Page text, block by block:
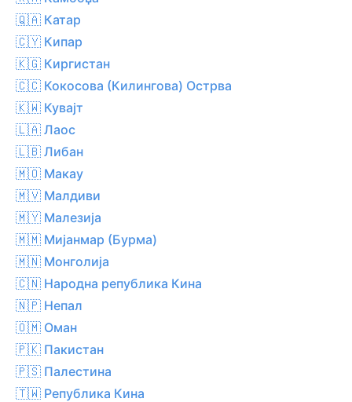
🇶🇦 Катар
🇨🇾 Кипар
🇰🇬 Киргистан
🇨🇨 Кокосова (Килингова) Острва
🇰🇼 Кувајт
🇱🇦 Лаос
🇱🇧 Либан
🇲🇴 Макау
🇲🇻 Малдиви
🇲🇾 Малезија
🇲🇲 Мијанмар (Бурма)
🇲🇳 Монголија
🇨🇳 Народна република Кина
🇳🇵 Непал
🇴🇲 Оман
🇵🇰 Пакистан
🇵🇸 Палестина
🇹🇼 Република Кина